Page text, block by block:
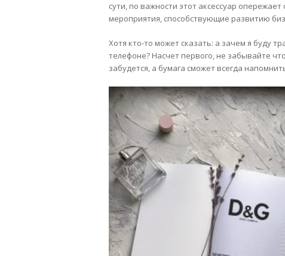
сути, по важности этот аксессуар
мероприятия, способствующие развитию
Хотя кто-то может сказать: а зачем я буду
телефоне? Насчет первого, не забывайте
забудется, а бумага сможет всегда